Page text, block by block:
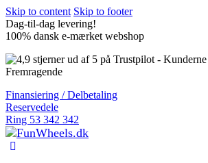
Skip to content Skip to footer
Dag-til-dag levering!
100% dansk e-mærket webshop
Fremragende
Finansiering / Delbetaling
Reservedele
Ring 53 342 342